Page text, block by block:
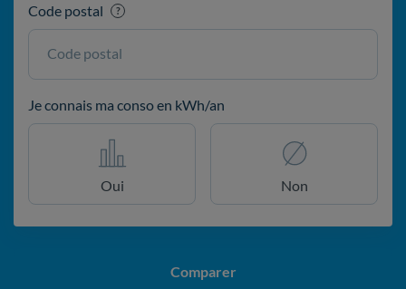
Code postal ?
Code postal
Je connais ma conso en kWh/an
Oui Non
Comparer